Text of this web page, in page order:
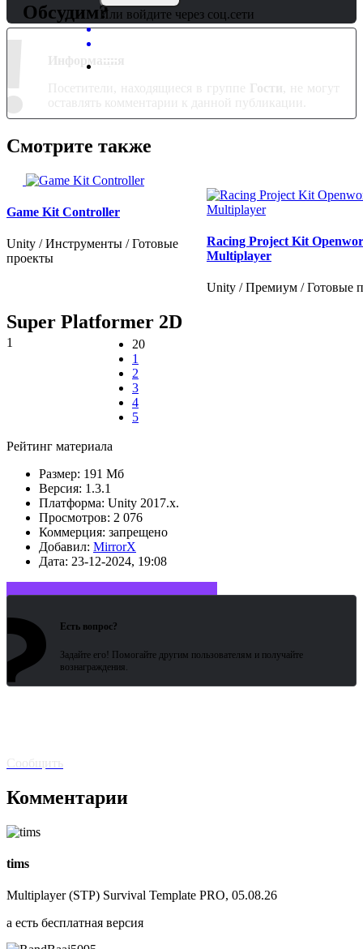
Или войдите через соц.сети
Обсудим?
!
Информация
Посетители, находящиеся в группе Гости , не могут
оставлять комментарии к данной публикации.
Смотрите также
Game Kit Controller
Unity / Инструменты / Готовые
проекты
Racing Project Kit
Multiplayer
Unity / Премиум / Готовые
Super Platformer 2D
1
20
1
2
3
4
5
Рейтинг материала
Размер: 191 Мб
Версия: 1.3.1
Платформа: Unity 2017.x.
Просмотров: 2 076
Коммерция: запрещено
Добавил: MirrorX
Дата: 23-12-2024, 19:08
Есть вопрос?
Задайте его! Помогайте другим пользователям и получайте
вознаграждения.
Сообщить
Комментарии
tims
Multiplayer (STP) Survival Template PRO, 05.08.26
а есть бесплатная версия